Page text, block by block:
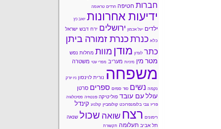
חברות חטיפה חרדים טראומה
ידיעות אחרונות יואב כץ
ילדים יעל אכמון ירושלים ירח דבש ישראל
כלא כנרת כנרת זמורה ביתן
כתר לונדון מודן מוות מחלות נפש
מטר מין מיניות מעריב מפרי עטי משטרה
משפחה נורית לוינסון ניו יורק
נקמה נשים סוד סמים ספרים סרטן
עולל עם עובד פוליטיקה פנטזיה פסיכולוגיה
פריז צבי בלומנפרוכט קולומביין קולנוע קינדל
רימונים רצח שואה שכול שנאה
תל אביב תעלומה תקשורת